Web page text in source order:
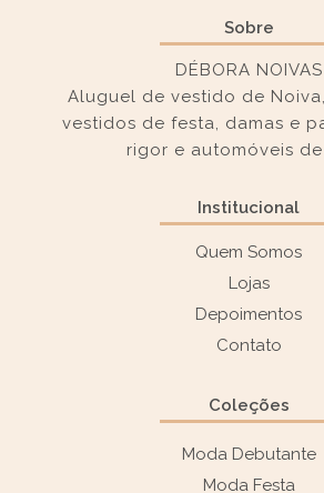
Sobre
DÉBORA NOIVAS
Aluguel de vestido de
vestidos de festa, damas e
rigor e automóveis
Institucional
Quem Somos
Lojas
Depoimentos
Contato
Coleções
Moda Debutante
Moda Festa